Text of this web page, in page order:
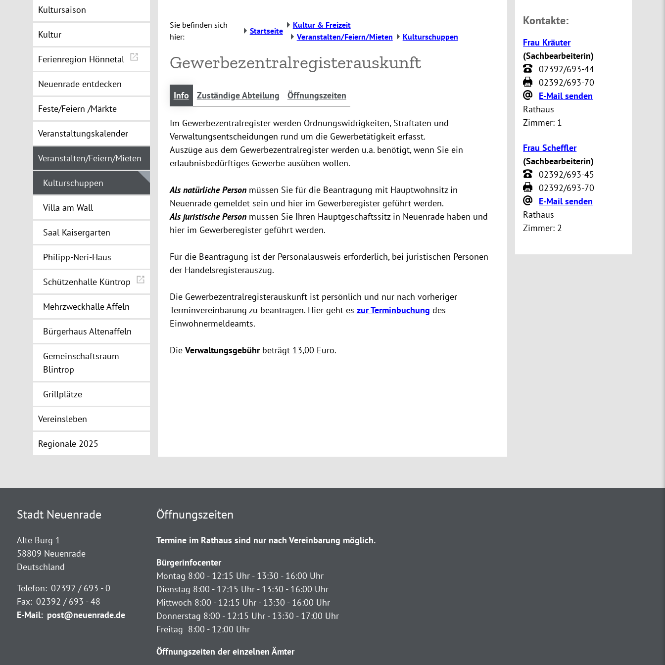
Kultursaison
Kultur
Ferienregion Hönnetal
Neuenrade entdecken
Feste/Feiern /Märkte
Veranstaltungskalender
Veranstalten/Feiern/Mieten
Kulturschuppen
Villa am Wall
Saal Kaisergarten
Philipp-Neri-Haus
Schützenhalle Küntrop
Mehrzweckhalle Affeln
Bürgerhaus Altenaffeln
Gemeinschaftsraum
Blintrop
Grillplätze
Vereinsleben
Regionale 2025
Sie befinden sich
hier:
Startseite
Kultur & Freizeit
Veranstalten/Feiern/Mieten
Kulturschuppen
Gewerbezentralregisterauskunft
Info Zuständige Abteilung Öffnungszeiten
Im Gewerbezentralregister werden Ordnungswidrigkeiten, Straftaten und
Verwaltungsentscheidungen rund um die Gewerbetätigkeit erfasst.
Auszüge aus dem Gewerbezentralregister werden u.a. benötigt, wenn Sie ein
erlaubnisbedürftiges Gewerbe ausüben wollen.
Als natürliche Personmüssen Sie für die Beantragung mit Hauptwohnsitz in
Neuenrade gemeldet sein und hier im Gewerberegister geführt werden.
Als juristische Personmüssen Sie Ihren Hauptgeschäftssitz in Neuenrade haben und
hier im Gewerberegister geführt werden.
Für die Beantragung ist der Personalausweis erforderlich, bei juristischen Personen
der Handelsregisterauszug.
Die Gewerbezentralregisterauskunft ist persönlich und nur nach vorheriger
Terminvereinbarung zu beantragen. Hier geht es zur Terminbuchung des
Einwohnermeldeamts.
Die Verwaltungsgebührbeträgt 13,00 Euro.
Kontakte:
Frau Kräuter
(Sachbearbeiterin)
02392/693-44
02392/693-70
E-Mail senden
Rathaus
Zimmer: 1
Frau Scheffler
(Sachbearbeiterin)
02392/693-45
02392/693-70
E-Mail senden
Rathaus
Zimmer: 2
Stadt Neuenrade
Alte Burg 1
58809 Neuenrade
Deutschland
Telefon: 02392 / 693 - 0
Fax: 02392 / 693 - 48
E-Mail: post@neuenrade.de
Öffnungszeiten
Termine im Rathaus sind nur nach Vereinbarung möglich.
Bürgerinfocenter
Montag 8:00 - 12:15 Uhr - 13:30 - 16:00 Uhr
Dienstag 8:00 - 12:15 Uhr - 13:30 - 16:00 Uhr
Mittwoch 8:00 - 12:15 Uhr - 13:30 - 16:00 Uhr
Donnerstag 8:00 - 12:15 Uhr - 13:30 - 17:00 Uhr
Freitag 8:00 - 12:00 Uhr
Öffnungszeiten der einzelnen Ämter